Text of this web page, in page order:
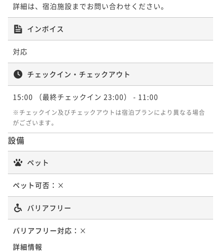
詳細は、宿泊施設までお問い合わせください。
インボイス
対応
チェックイン・チェックアウト
15:00 （最終チェックイン 23:00） - 11:00
※チェックイン及びチェックアウトは宿泊プランにより異なる場合
がございます。
設備
ペット
ペット可否： ×
バリアフリー
バリアフリー対応： ×
詳細情報